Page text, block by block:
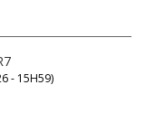
- 15H59)